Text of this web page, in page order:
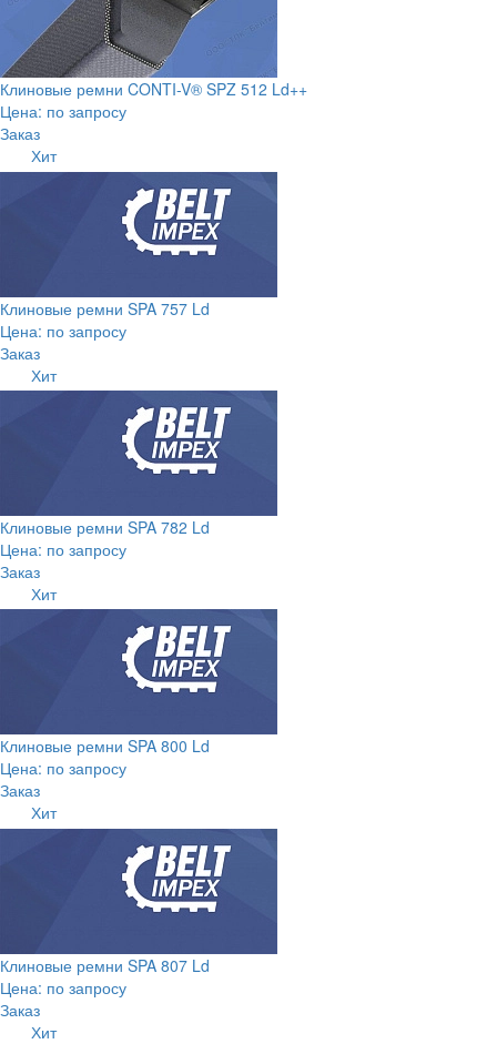
Клиновые ремни CONTI-V® SPZ 512 Ld++
Цена: по запросу
Заказ
Хит
Клиновые ремни SPA 757 Ld
Цена: по запросу
Заказ
Хит
Клиновые ремни SPA 782 Ld
Цена: по запросу
Заказ
Хит
Клиновые ремни SPA 800 Ld
Цена: по запросу
Заказ
Хит
Клиновые ремни SPA 807 Ld
Цена: по запросу
Заказ
Хит